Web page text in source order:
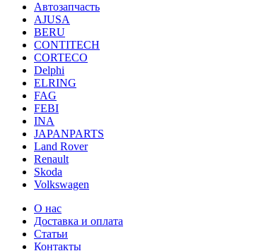
Автозапчасть
AJUSA
BERU
CONTITECH
CORTECO
Delphi
ELRING
FAG
FEBI
INA
JAPANPARTS
Land Rover
Renault
Skoda
Volkswagen
О нас
Доставка и оплата
Статьи
Контакты